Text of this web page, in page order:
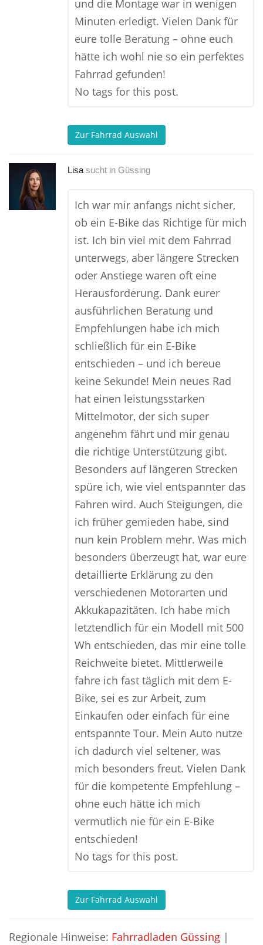
und die Montage war in wenigen
Minuten erledigt. Vielen Dank für
eure tolle Beratung – ohne euch
hätte ich wohl nie so ein perfektes
Fahrrad gefunden!
No tags for this post.
Zur Fahrrad Auswahl
Lisa sucht in Güssing
Ich war mir anfangs nicht sicher,
ob ein E-Bike das Richtige für mich
ist. Ich bin viel mit dem Fahrrad
unterwegs, aber längere Strecken
oder Anstiege waren oft eine
Herausforderung. Dank eurer
ausführlichen Beratung und
Empfehlungen habe ich mich
schließlich für ein E-Bike
entschieden – und ich bereue
keine Sekunde! Mein neues Rad
hat einen leistungsstarken
Mittelmotor, der sich super
angenehm fährt und mir genau
die richtige Unterstützung gibt.
Besonders auf längeren Strecken
spüre ich, wie viel entspannter das
Fahren wird. Auch Steigungen, die
ich früher gemieden habe, sind
nun kein Problem mehr. Was mich
besonders überzeugt hat, war eure
detaillierte Erklärung zu den
verschiedenen Motorarten und
Akkukapazitäten. Ich habe mich
letztendlich für ein Modell mit 500
Wh entschieden, das mir eine tolle
Reichweite bietet. Mittlerweile
fahre ich fast täglich mit dem E-
Bike, sei es zur Arbeit, zum
Einkaufen oder einfach für eine
entspannte Tour. Mein Auto nutze
ich dadurch viel seltener, was
mich besonders freut. Vielen Dank
für die kompetente Empfehlung –
ohne euch hätte ich mich
vermutlich nie für ein E-Bike
entschieden!
No tags for this post.
Zur Fahrrad Auswahl
Regionale Hinweise: Fahrradladen Güssing |